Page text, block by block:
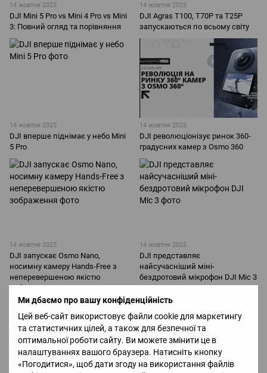
Ми дбаємо про вашу конфіденційність
Цей веб-сайт використовує файли cookie для маркетингу
та статистичних цілей, а також для безпечної та
оптимальної роботи сайту. Ви можете змінити це в
налаштуваннях вашого браузера. Натисніть кнопку
«Погодитися», щоб дати згоду на використання файлів
14 жовтня 2025
DJI Mini 5 Pro vs Mini 4 Pro vs Mini
3: Повний огляд та порівняння
14 жовтня 2025
DJI Agras T100, T70P та T25P
запускаються по всьому світу
14 жовтня 2025
DJI вперше піднімає у небо Mini
5 Pro
14 жовтня 2025
DJI революціонізує ринок 360-
градусних камер з Osmo 360
14 жовтня 2025
DJI запускає Osmo Nano,
носимну камеру Hands-Free з
неперевершеною якістю
зображення
14 жовтня 2025
DJI представляє
найсучасніший міні-
бездротовий мікрофон DJI Mic 3